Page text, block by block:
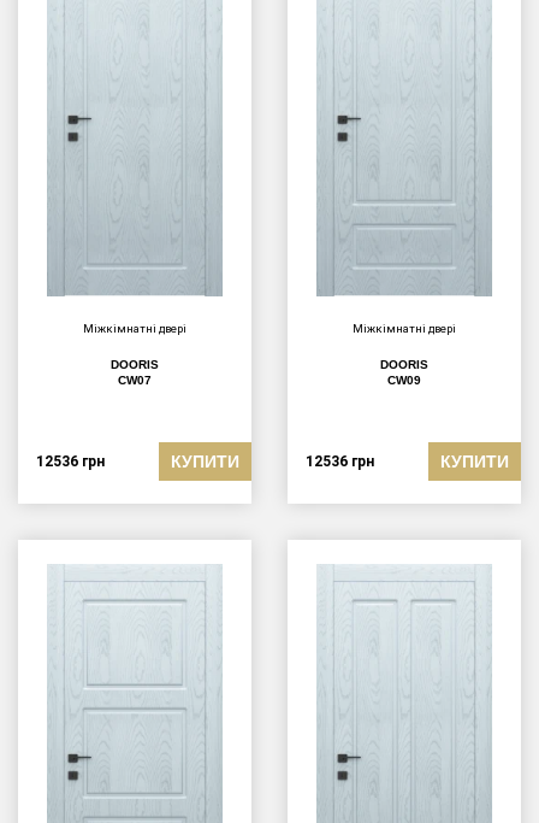
Міжкімнатні двері
DOORIS
CW07
12536 грн КУПИТИ
Міжкімнатні двері
DOORIS
CW09
12536 грн КУПИТИ